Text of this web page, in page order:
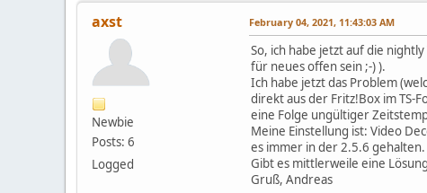
axst
Newbie
Posts: 6
Logged
February 04, 2021, 11:43:03 AM
So, ich habe jetzt auf die
für neues offen sein ;-) ).
Ich habe jetzt das Problem
direkt aus der Fritz!Box im TS-
eine Folge ungültiger
Meine Einstellung ist: Video
es immer in der 2.5.6 gehalten.
Gibt es mittlerweile eine
Gruß, Andreas